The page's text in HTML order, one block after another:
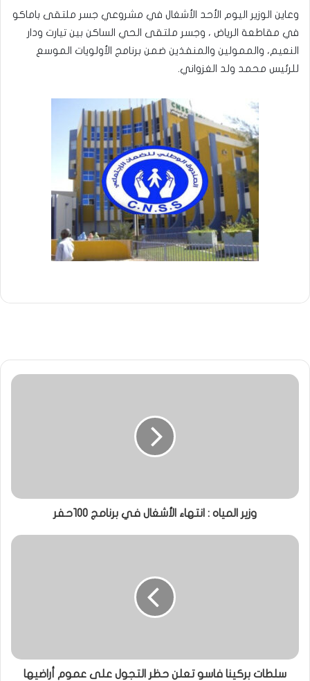
وعاين الوزير اليوم الأحد الأشغال في مشروعي جسر ملتقى باماكو
في مقاطعة الرياض ، وجسر ملتقى الحي الساكن بين تيارت ودار
النعيم، والممولين والمنفذين ضمن برنامج الأولويات الموسع
للرئيس محمد ولد الغزواني.
وزير المياه : انتهاء الأشغال في برنامج 100حفر
سلطات بركينا فاسو تعلن حظر التجول على عموم أراضيها